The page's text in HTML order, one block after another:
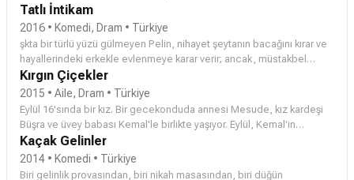
gelip çatmıştır. Yiğit evlenme kararını açıkladığında, artık liseli
gençler olmadıklarının farkına varırlar, yine de düğünden önceki 5
gün, lisedeki anılarını tekrar yaşamaya karar verirler. Ancak lisede
gıcık oldukları Besim'le girdikleri iddia sonucu, bekarların düğün
gününe dek kendilerine sevgili bulmak zorunda kalmaları, belki de
birlikte geçirecekleri son günlere farklı bir boyut katacaktır.
Tatlı İntikam
2016 • Komedi, Dram • Türkiye
şkta bir türlü yüzü gülmeyen Pelin, nihayet şeytanın bacağını kırar ve
hayallerindeki erkekle evlenmeye karar verir; ancak, müstakbel
damat, nikah günü ortadan kaybolur ve Pelin, aşık olduğu adam
tarafından düğününde terk edilir. Ardından, görmüş geçirmiş bir
kadın, Pelin’in mutlu olamama sebebini, geçmişte üzdüğü birinin
ahından kaynaklandığını söyler. Her şey Pelin’in bu ahın peşine
düşmesiyle başlar…
Kırgın Çiçekler
2015 • Aile, Dram • Türkiye
Eylül 16'sında bir kız. Bir gecekonduda annesi Mesude, kız kardeşi
Büşra ve üvey babası Kemal'le birlikte yaşıyor. Eylül, Kemal'in
tacizine uğruyor. Durumu annesine anlatıyor. Annesi düşünüp taşınıp
bir çözüm buluyor, Eylül'ü yetimhaneye teslim ediyor. Yetimhanenin
karşısındaki binada Cemre oturuyor. Yetimhanenin iki üç metre
Kaçak Gelinler
2014 • Komedi • Türkiye
Biri gelinlik provasından, biri nikah masasından, biri düğün